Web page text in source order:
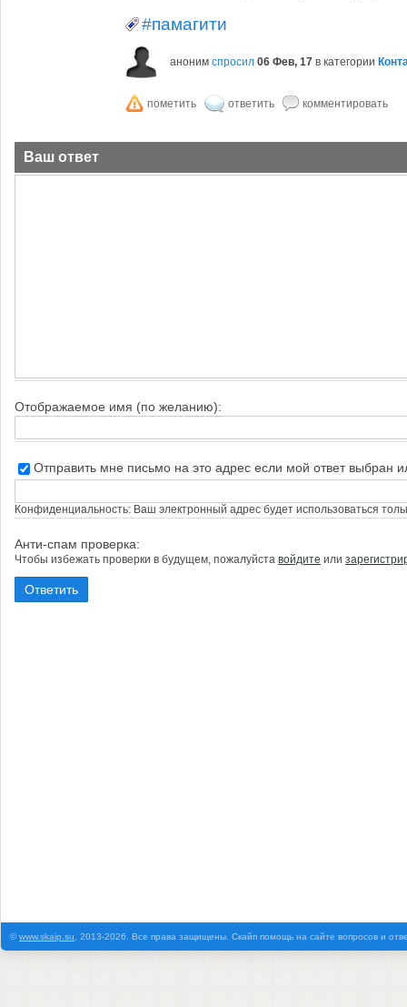
#памагити
аноним спросил 06 Фев, 17 в категории
Ваш ответ
Отображаемое имя (по желанию):
Отправить мне письмо на это адрес если мой ответ выбран
Конфиденциальность: Ваш электронный адрес будет использоваться
Анти-спам проверка:
Чтобы избежать проверки в будущем, пожалуйста войдите или
©www.skaip.su , 2013-2026. Все права защищены. Скайп помощь на сайте вопросов и